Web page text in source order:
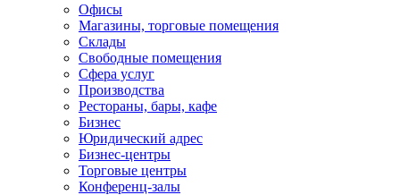
Офисы
Магазины, торговые помещения
Склады
Свободные помещения
Сфера услуг
Производства
Рестораны, бары, кафе
Бизнес
Юридический адрес
Бизнес-центры
Торговые центры
Конференц-залы